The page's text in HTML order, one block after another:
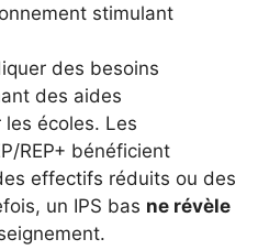
stimulant
des besoins
des aides
écoles. Les
REP+ bénéficient
effectifs réduits ou des
un IPS bas ne révèle